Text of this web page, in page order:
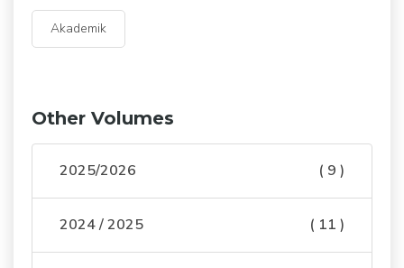
Akademik
Other Volumes
2025/2026 ( 9 )
2024 / 2025 ( 11 )